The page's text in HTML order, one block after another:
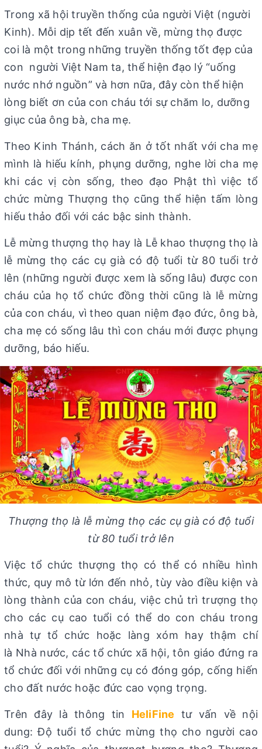
Trong xã hội truyền thống của người Việt (người
Kinh). Mỗi dịp tết đến xuân về, mừng thọ được
coi là một trong những truyền thống tốt đẹp của
con người Việt Nam ta, thể hiện đạo lý “uống
nước nhớ nguồn” và hơn nữa, đây còn thể hiện
lòng biết ơn của con cháu tới sự chăm lo, dưỡng
giục của ông bà, cha mẹ.
Theo Kinh Thánh, cách ăn ở tốt nhất với cha mẹ
mình là hiếu kính, phụng dưỡng, nghe lời cha mẹ
khi các vị còn sống, theo đạo Phật thì việc tổ
chức mừng Thượng thọ cũng thể hiện tấm lòng
hiếu thảo đối với các bậc sinh thành.
Lễ mừng thượng thọ hay là Lễ khao thượng thọ là
lễ mừng thọ các cụ già có độ tuổi từ 80 tuổi trở
lên (những người được xem là sống lâu) được con
cháu của họ tổ chức đồng thời cũng là lễ mừng
của con cháu, vì theo quan niệm đạo đức, ông bà,
cha mẹ có sống lâu thì con cháu mới được phụng
dưỡng, báo hiếu.
Thượng thọ là lễ mừng thọ các cụ già có độ tuổi
từ 80 tuổi trở lên
Việc tổ chức thượng thọ có thể có nhiều hình
thức, quy mô từ lớn đến nhỏ, tùy vào điều kiện và
lòng thành của con cháu, việc chủ trì trượng thọ
cho các cụ cao tuổi có thể do con cháu trong
nhà tự tổ chức hoặc làng xóm hay thậm chí
là Nhà nước, các tổ chức xã hội, tôn giáo đứng ra
tổ chức đối với những cụ có đóng góp, cống hiến
cho đất nước hoặc đức cao vọng trọng.
Trên đây là thông tin HeliFine tư vấn về nội
dung: Độ tuổi tổ chức mừng thọ cho người cao